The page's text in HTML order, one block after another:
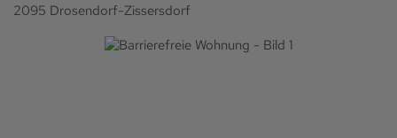
2095 Drosendorf-Zissersdorf